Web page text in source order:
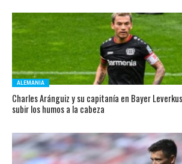
ALEMANIA
Charles Aránguiz y su capitanía en Bayer
subir los humos a la cabeza